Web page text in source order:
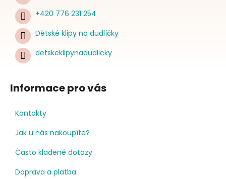
+420 776 231 254
Dětské klipy na dudlíčky
detskeklipynadudlicky
Informace pro vás
Kontakty
Jak u nás nakoupíte?
Často kladené dotazy
Doprava a platba